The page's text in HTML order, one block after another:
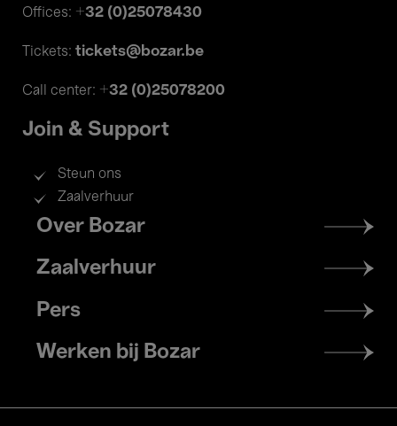
Offices: +32 (0)25078430
Tickets: tickets@bozar.be
Call center: +32 (0)25078200
Join & Support
Steun ons
Zaalverhuur
Footer
menu
Over Bozar
Zaalverhuur
Pers
Werken bij Bozar